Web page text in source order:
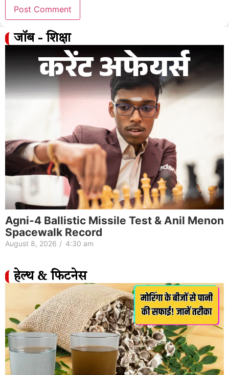
जॉब - शिक्षा
Agni-4 Ballistic Missile Test & Anil Menon
Spacewalk Record
August 8, 2026 / 4:30 am
हेल्थ & फिटनेस